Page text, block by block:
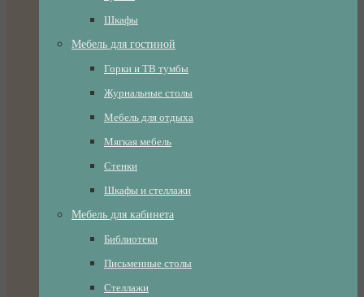
Шкафы
Мебель для гостиной
Горки и ТВ тумбы
Журнальные столы
Мебель для отдыха
Мягкая мебель
Стенки
Шкафы и стеллажи
Мебель для кабинета
Библиотеки
Письменные столы
Стеллажи